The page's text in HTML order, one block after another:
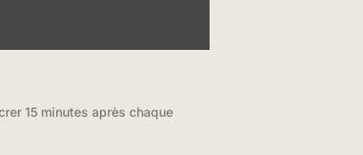
15 minutes après chaque